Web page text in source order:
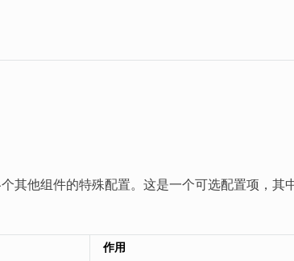
其他组件的特殊配置。这是一个可选配置项，其
作用